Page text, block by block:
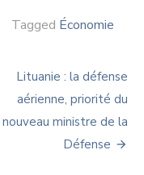
Tagged Économie
Lituanie : la défense
aérienne, priorité du
nouveau ministre de la
Défense